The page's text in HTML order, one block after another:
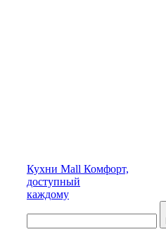
Кухни Mall Комфорт,
доступный
каждому